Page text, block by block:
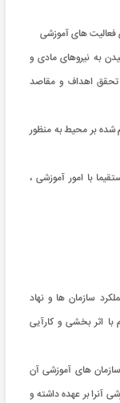
فعالیت های آموزشی
به نیروهای مادی و
تحقق اهداف و مقاصد
شده بر محیط به منظور
با امور آموزشی ،
سازمان ها و نهاد
اثر بخشی و کارآیی
های آموزشی آن
آنرا بر عهده داشته و